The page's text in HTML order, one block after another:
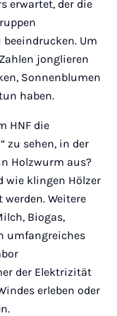
erwartet, der die
Um
jonglieren
Sonnenblumen
haben.
HNF die
zu sehen, in der
Holzwurm aus?
wie klingen Hölzer
Weitere
Biogas,
umfangreiches
der Elektrizität
erleben oder